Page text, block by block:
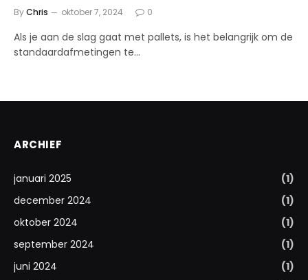
ByChris oktober 7, 2024 0
Als je aan de slag gaat met pallets, is het belangrijk om de
standaardafmetingen te…
ARCHIEF
januari 2025
(1)
december 2024
(1)
oktober 2024
(1)
september 2024
(1)
juni 2024
(1)